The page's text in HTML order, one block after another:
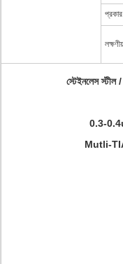
স্টেইনলেস স্টীল
0.3-
Mutli-